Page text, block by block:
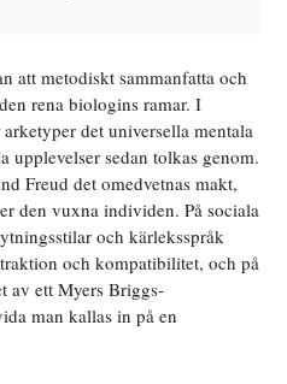
att metodiskt sammanfatta och
rena biologins ramar. I
det universella mentala
upplevelser sedan tolkas genom.
Freud det omedvetnas makt,
den vuxna individen. På sociala
och kärleksspråk
och kompatibilitet, och på
av ett Myers Briggs-
man kallas in på en